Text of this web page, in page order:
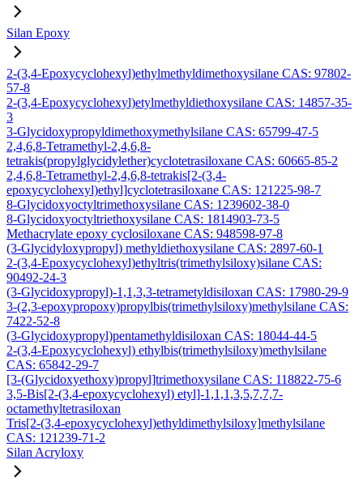
Silan Epoxy
2-(3,4-Epoxycyclohexyl)ethylmethyldimethoxysilane CAS: 97802-
57-8
2-(3,4-Epoxycyclohexyl)etylmethyldiethoxysilane CAS: 14857-35-
3
3-Glycidoxypropyldimethoxymethylsilane CAS: 65799-47-5
2,4,6,8-Tetramethyl-2,4,6,8-
tetrakis(propylglycidylether)cyclotetrasiloxane CAS: 60665-85-2
2,4,6,8-Tetramethyl-2,4,6,8-tetrakis[2-(3,4-
epoxycyclohexyl)ethyl]cyclotetrasiloxane CAS: 121225-98-7
8-Glycidoxyoctyltrimethoxysilane CAS: 1239602-38-0
8-Glycidoxyoctyltriethoxysilane CAS: 1814903-73-5
Methacrylate epoxy cyclosiloxane CAS: 948598-97-8
(3-Glycidyloxypropyl) methyldiethoxysilane CAS: 2897-60-1
2-(3,4-Epoxycyclohexyl)ethyltris(trimethylsiloxy)silane CAS:
90492-24-3
(3-Glycidoxypropyl)-1,1,3,3-tetrametyldisiloxan CAS: 17980-29-9
3-(2,3-epoxypropoxy)propylbis(trimethylsiloxy)methylsilane CAS:
7422-52-8
(3-Glycidoxypropyl)pentamethyldisiloxan CAS: 18044-44-5
2-(3,4-Epoxycyclohexyl) ethylbis(trimethylsiloxy)methylsilane
CAS: 65842-29-7
[3-(Glycidoxyethoxy)propyl]trimethoxysilane CAS: 118822-75-6
3,5-Bis[2-(3,4-epoxycyclohexyl) etyl]-1,1,1,3,5,7,7,7-
octamethyltetrasiloxan
Tris[2-(3,4-epoxycyclohexyl)ethyldimethylsiloxy]methylsilane
CAS: 121239-71-2
Silan Acryloxy